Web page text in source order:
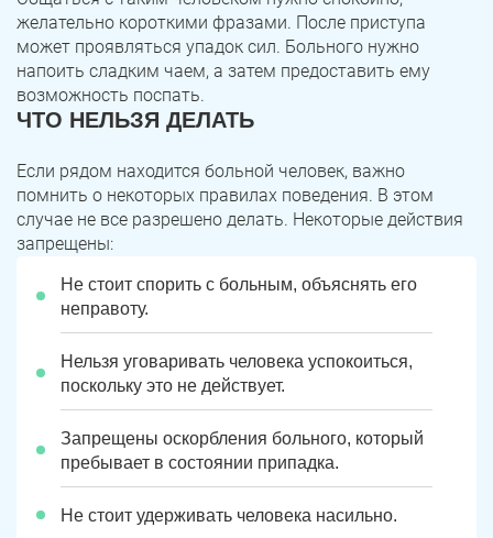
желательно короткими фразами. После приступа
может проявляться упадок сил. Больного нужно
напоить сладким чаем, а затем предоставить ему
возможность поспать.
ЧТО НЕЛЬЗЯ ДЕЛАТЬ
Если рядом находится больной человек, важно
помнить о некоторых правилах поведения. В этом
случае не все разрешено делать. Некоторые действия
запрещены:
Не стоит спорить с больным, объяснять его
неправоту.
Нельзя уговаривать человека успокоиться,
поскольку это не действует.
Запрещены оскорбления больного, который
пребывает в состоянии припадка.
Не стоит удерживать человека насильно.